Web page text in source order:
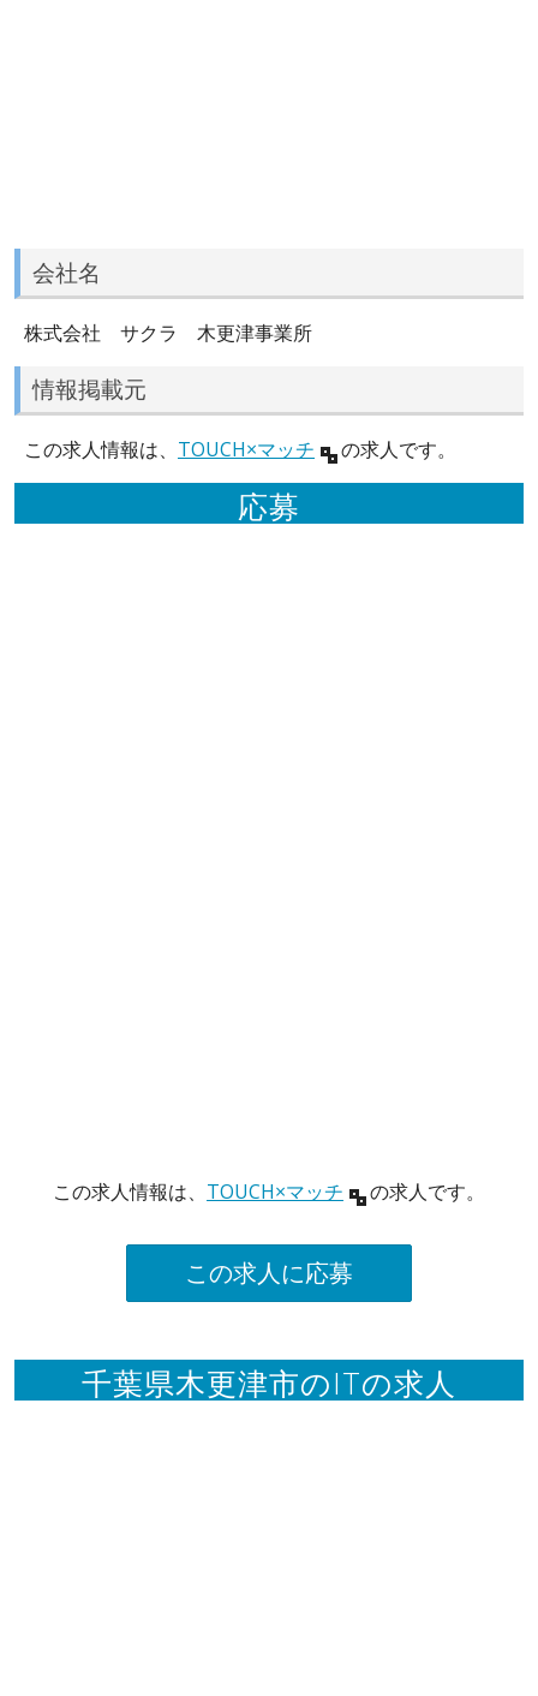
会社名
株式会社 サクラ 木更津事業所
情報掲載元
この求人情報は、 TOUCH×マッチ の求人です。
応募
この求人情報は、 TOUCH×マッチ の求人です。
この求人に応募
千葉県木更津市のITの求人